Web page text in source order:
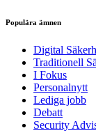
Populära ämnen
Digital
Traditionell
I Fokus
Personalnytt
Lediga jobb
Debatt
Security